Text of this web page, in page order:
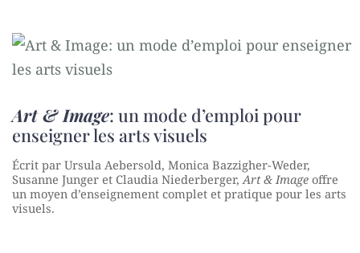
Art & Image: un mode d’emploi pour
enseigner les arts visuels
Écrit par Ursula Aebersold, Monica Bazzigher-Weder,
Susanne Junger et Claudia Niederberger, Art & Image offre
un moyen d’enseignement complet et pratique pour les arts
visuels.